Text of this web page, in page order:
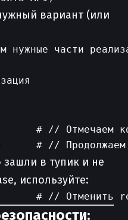
вариант (или
нужные части
// Отмечаем
в тупик и не
используйте: